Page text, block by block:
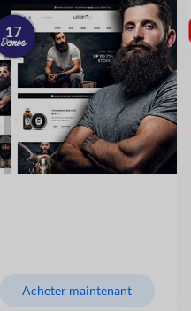
Acheter maintenant